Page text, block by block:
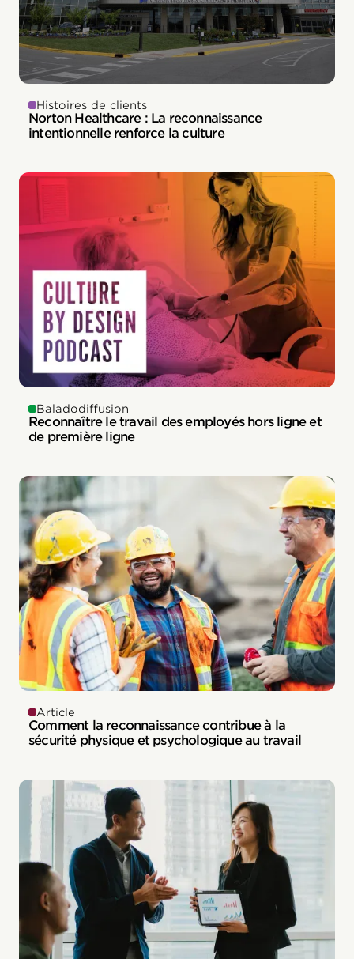
Histoires de clients
Norton Healthcare : La reconnaissance
intentionnelle renforce la culture
Baladodiffusion
Reconnaître le travail des employés hors ligne et
de première ligne
Article
Comment la reconnaissance contribue à la
sécurité physique et psychologique au travail